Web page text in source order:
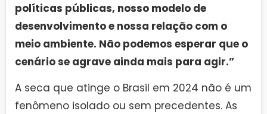
políticas públicas, nosso modelo de
desenvolvimento e nossa relação com o
meio ambiente. Não podemos esperar que o
cenário se agrave ainda mais para agir.”
A seca que atinge o Brasil em 2024 não é um
fenômeno isolado ou sem precedentes. As